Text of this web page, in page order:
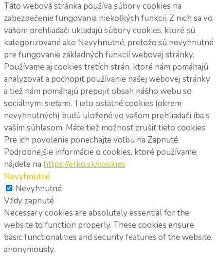
Táto webová stránka používa súbory cookies na
zabezpečenie fungovania niekoľkých funkcií. Z nich sa vo
vašom prehliadači ukladajú súbory cookies, ktoré sú
kategorizované ako Nevyhnutné, pretože sú nevyhnutné
pre fungovanie základných funkcií webovej stránky.
Používame aj cookies tretích strán, ktoré nám pomáhajú
analyzovať a pochopiť používanie našej webovej stránky
a tiež nám pomáhajú prepojiť obsah nášho webu so
sociálnymi sieťami. Tieto ostatné cookies (okrem
nevyhnutných) budú uložené vo vašom prehliadači iba s
vaším súhlasom. Máte tiež možnosť zrušiť tieto cookies.
Pre ich povolenie ponechajte voľbu na Zapnuté.
Podrobnejšie informácie o cookies, ktoré používame,
nájdete na https://erko.sk/cookies
Nevyhnutné
Nevyhnutné
Vždy zapnuté
Necessary cookies are absolutely essential for the
website to function properly. These cookies ensure
basic functionalities and security features of the website,
anonymously.